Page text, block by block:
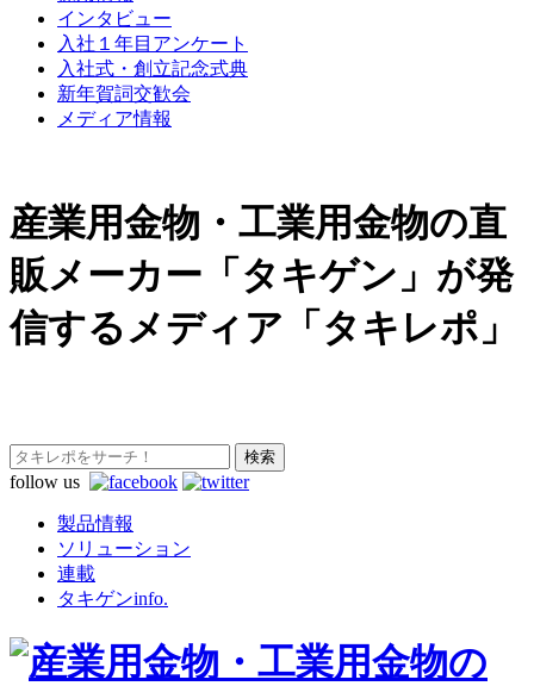
インタビュー
入社１年目アンケート
入社式・創立記念式典
新年賀詞交歓会
メディア情報
産業用金物・工業用金物の直
販メーカー「タキゲン」が発
信するメディア「タキレポ」
follow us
製品情報
ソリューション
連載
タキゲンinfo.